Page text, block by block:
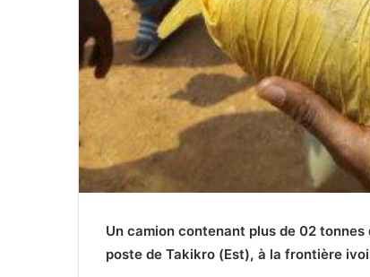
Un camion contenant plus de 02
poste de Takikro (Est), à la frontière